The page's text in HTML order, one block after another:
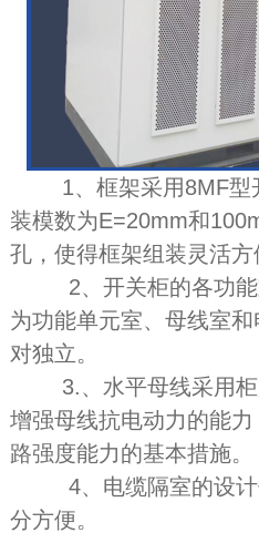
1、框架采用8MF
装模数为E=20mm和
孔，使得框架组装灵活方
2、开关柜的各功
为功能单元室、母线室
对独立。
3.、水平母线采用
增强母线抗电动力的能
路强度能力的基本措施。
4、电缆隔室的设
分方便。